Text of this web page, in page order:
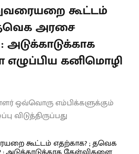
கூட்டம்
அரசை
அடுக்காடுக்காக
கனிமொழி
ஒவ்வொரு எம்பிக்களுக்கும்
விடுத்திருப்பது